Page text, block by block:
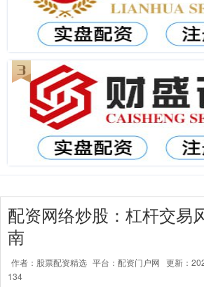
配资网络炒股：杠杆交易
南
作者：股票配资精选 平台：配资门户网 更新：
134